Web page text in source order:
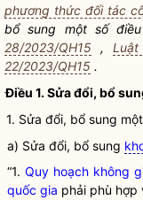
phương thức đối tác
bổ sung một số
28/2023/QH15 ,
22/2023/QH15 .
Điều 1. Sửa đổi, bổ
1. Sửa đổi, bổ sung
a) Sửa đổi, bổ sung
“1. Quy hoạch không
quốc gia phải phù hợp